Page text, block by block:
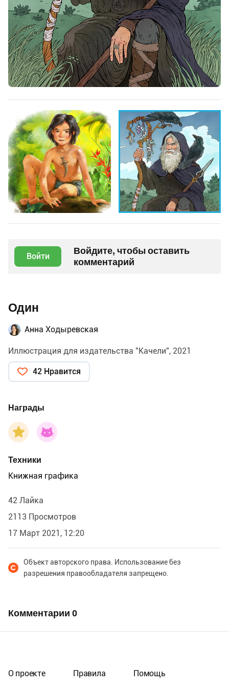
Войти
Войдите, чтобы оставить
комментарий
Один
Анна Ходыревская
Иллюстрация для издательства "Качели", 2021
42 Нравится
Награды
Техники
Книжная графика
42 Лайка
2113 Просмотров
17 Март 2021, 12:20
Объект авторского права. Использование без
разрешения правообладателя запрещено.
Комментарии 0
О проекте Правила Помощь